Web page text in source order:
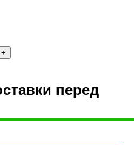
перед